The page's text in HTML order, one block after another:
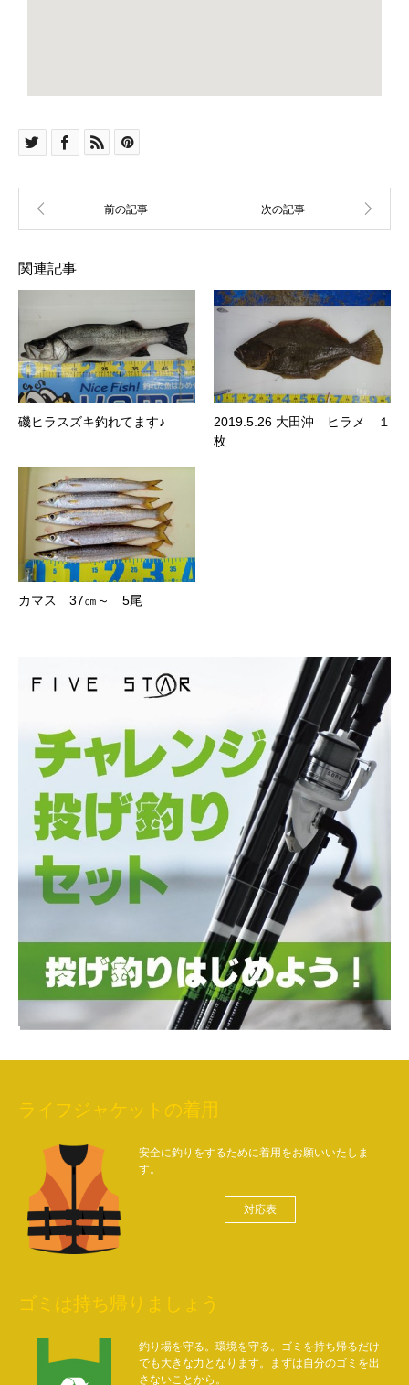
関連記事
磯ヒラスズキ釣れてます♪
2019.5.26 大田沖 ヒラメ １
枚
カマス 37㎝～ 5尾
ライフジャケットの着用
安全に釣りをするために着用をお願いいたしま
す。
対応表
ゴミは持ち帰りましょう
釣り場を守る。環境を守る。ゴミを持ち帰るだけ
でも大きな力となります。まずは自分のゴミを出
さないことから。